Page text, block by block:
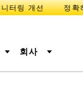
링 개선
회사